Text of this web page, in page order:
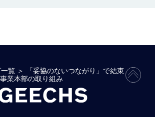
覧＞
「妥協のないつながり」で結束
業本部の取り組み